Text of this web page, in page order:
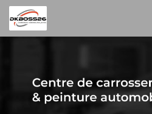
Aller
au
contenu
principal